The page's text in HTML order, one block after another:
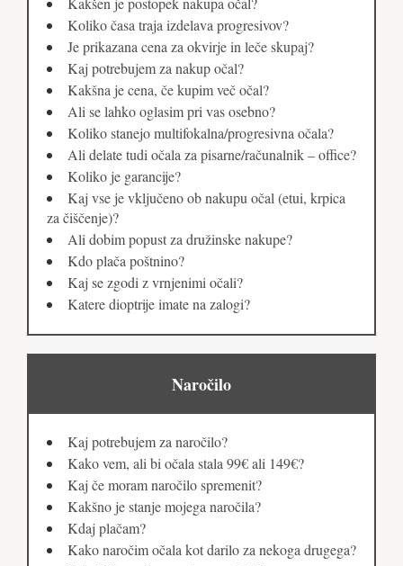
Koliko časa traja izdelava progresivov?
Je prikazana cena za okvirje in leče skupaj?
Kaj potrebujem za nakup očal?
Kakšna je cena, če kupim več očal?
Ali se lahko oglasim pri vas osebno?
Koliko stanejo multifokalna/progresivna očala?
Ali delate tudi očala za pisarne/računalnik – office?
Koliko je garancije?
Kaj vse je vključeno ob nakupu očal (etui, krpica
za čiščenje)?
Ali dobim popust za družinske nakupe?
Kdo plača poštnino?
Kaj se zgodi z vrnjenimi očali?
Katere dioptrije imate na zalogi?
Naročilo
Kaj potrebujem za naročilo?
Kako vem, ali bi očala stala 99€ ali 149€?
Kaj če moram naročilo spremenit?
Kakšno je stanje mojega naročila?
Kdaj plačam?
Kako naročim očala kot darilo za nekoga drugega?